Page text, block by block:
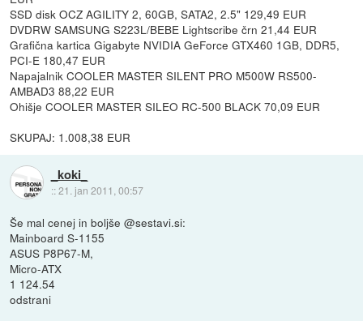
SSD disk OCZ AGILITY 2, 60GB, SATA2, 2.5" 129,49 EUR
DVDRW SAMSUNG S223L/BEBE Lightscribe črn 21,44 EUR
Grafična kartica Gigabyte NVIDIA GeForce GTX460 1GB, DDR5,
PCI-E 180,47 EUR
Napajalnik COOLER MASTER SILENT PRO M500W RS500-
AMBAD3 88,22 EUR
Ohišje COOLER MASTER SILEO RC-500 BLACK 70,09 EUR
SKUPAJ: 1.008,38 EUR
_koki_
::21. jan 2011, 00:57
Še mal cenej in boljše @sestavi.si:
Mainboard S-1155
ASUS P8P67-M,
Micro-ATX
1 124.54
odstrani